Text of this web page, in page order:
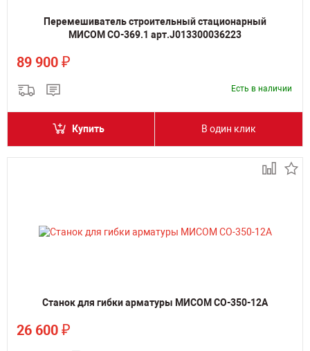
Перемешиватель строительный стационарный
МИСОМ СО-369.1 арт.J013300036223
89 900 ₽
Есть в наличии
Купить В один клик
Станок для гибки арматуры МИСОМ СО-350-12А
26 600 ₽